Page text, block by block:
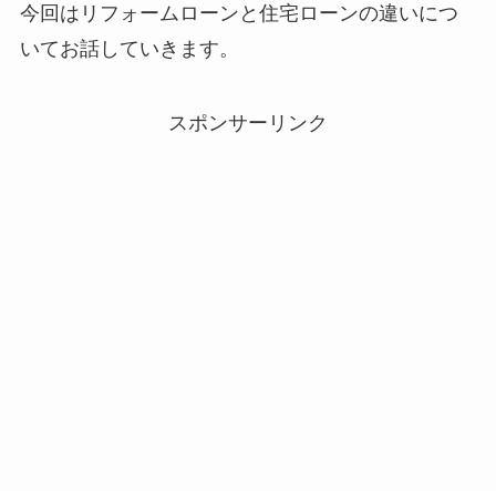
今回はリフォームローンと住宅ローンの違いにつ
いてお話していきます。
スポンサーリンク